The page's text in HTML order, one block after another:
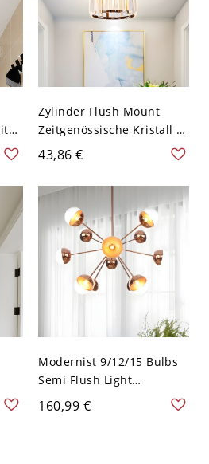
Zylinder Flush Mount
Zeitgenössische Kristall 1
Licht Korridor
Schwarz 110V-120V
43,86 €
Modernist 9/12/15 Bulbs
Semi Flush Light
Chrome/Gold/Copper
Sputnik Flushmount
160,99 €